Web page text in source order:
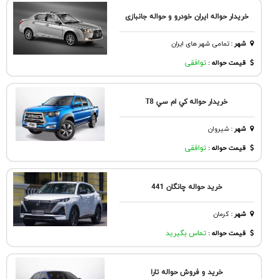
خریدار حواله ایران خودرو و حواله جانبازی
شهر:تمامی شهر های ایران
قیمت حواله : توافقی
خريدار حواله كي ام سي T8
شهر:شيروان
قیمت حواله : توافقی
خرید حواله چانگان 441
شهر:كرمان
قیمت حواله : تماس بگیرید
خرید و فروش حواله تارا